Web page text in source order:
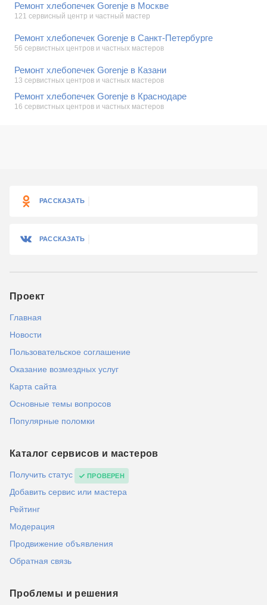
Ремонт хлебопечек Gorenje в Москве
121 сервисный центр и частный мастер
Ремонт хлебопечек Gorenje в Санкт-Петербурге
56 сервистных центров и частных мастеров
Ремонт хлебопечек Gorenje в Казани
13 сервистных центров и частных мастеров
Ремонт хлебопечек Gorenje в Краснодаре
16 сервистных центров и частных мастеров
РАССКАЗАТЬ
РАССКАЗАТЬ
Проект
Главная
Новости
Пользовательское соглашение
Оказание возмездных услуг
Карта сайта
Основные темы вопросов
Популярные поломки
Каталог сервисов и мастеров
Получить статус ПРОВЕРЕН
Добавить сервис или мастера
Рейтинг
Модерация
Продвижение объявления
Обратная связь
Проблемы и решения